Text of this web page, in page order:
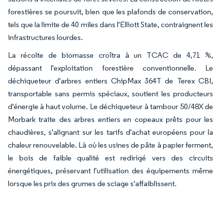
forestières se poursuit, bien que les plafonds de conservation,
tels que la limite de 40 miles dans l'Elliott State, contraignent les
infrastructures lourdes.
La récolte de biomasse croîtra à un TCAC de 4,71 %,
dépassant l'exploitation forestière conventionnelle. Le
déchiqueteur d'arbres entiers ChipMax 364T de Terex CBI,
transportable sans permis spéciaux, soutient les producteurs
d'énergie à haut volume. Le déchiqueteur à tambour 50/48X de
Morbark traite des arbres entiers en copeaux prêts pour les
chaudières, s'alignant sur les tarifs d'achat européens pour la
chaleur renouvelable. Là où les usines de pâte à papier ferment,
le bois de faible qualité est redirigé vers des circuits
énergétiques, préservant l'utilisation des équipements même
lorsque les prix des grumes de sciage s'affaiblissent.